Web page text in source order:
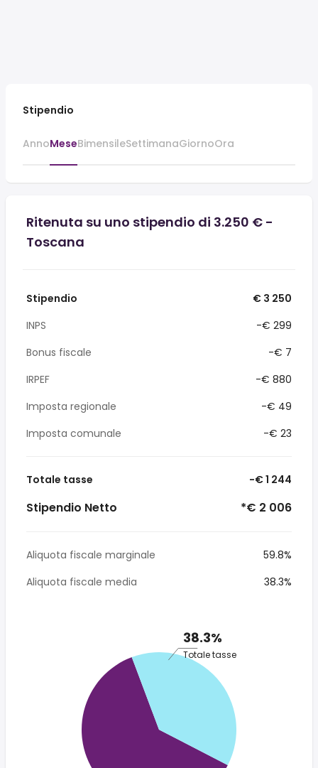
Stipendio
AnnoMeseBimensileSettimanaGiornoOra
Ritenuta su uno stipendio di 3.250 € -
Toscana
Stipendio
€ 3 250
INPS
-€ 299
Bonus fiscale
-€ 7
IRPEF
-€ 880
Imposta regionale
-€ 49
Imposta comunale
-€ 23
Totale tasse -€ 1 244
Stipendio Netto *€ 2 006
Aliquota fiscale marginale
59.8%
Aliquota fiscale media
38.3%
38.3%
Totale tasse